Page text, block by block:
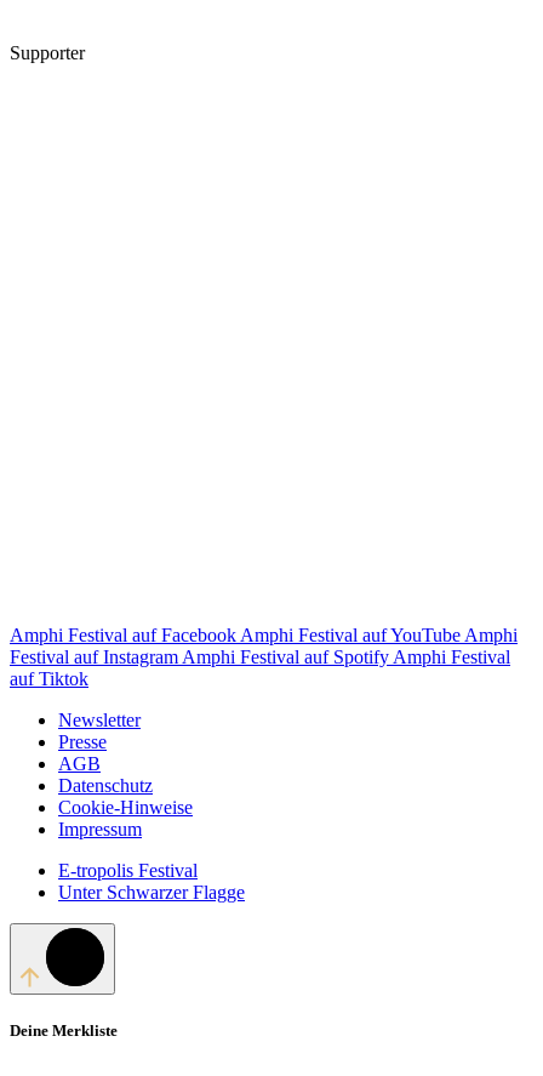
Supporter
Amphi Festival auf Facebook Amphi Festival auf YouTube Amphi
Festival auf Instagram Amphi Festival auf Spotify Amphi Festival
auf Tiktok
Newsletter
Presse
AGB
Datenschutz
Cookie-Hinweise
Impressum
E-tropolis Festival
Unter Schwarzer Flagge
Deine Merkliste